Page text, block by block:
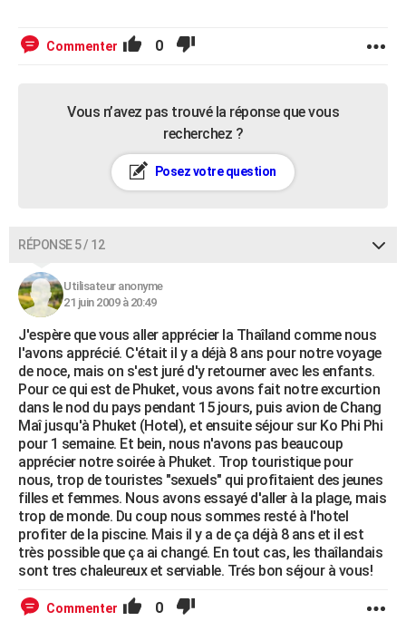
Commenter 0
Vous n’avez pas trouvé la réponse que vous
recherchez ?
Posez votre question
RÉPONSE 5 / 12
Utilisateur anonyme
21 juin 2009 à 20:49
J'espère que vous aller apprécier la Thaîland comme nous
l'avons apprécié. C'était il y a déjà 8 ans pour notre voyage
de noce, mais on s'est juré d'y retourner avec les enfants.
Pour ce qui est de Phuket, vous avons fait notre excurtion
dans le nod du pays pendant 15 jours, puis avion de Chang
Maî jusqu'à Phuket (Hotel), et ensuite séjour sur Ko Phi Phi
pour 1 semaine. Et bein, nous n'avons pas beaucoup
apprécier notre soirée à Phuket. Trop touristique pour
nous, trop de touristes "sexuels" qui profitaient des jeunes
filles et femmes. Nous avons essayé d'aller à la plage, mais
trop de monde. Du coup nous sommes resté à l'hotel
profiter de la piscine. Mais il y a de ça déjà 8 ans et il est
très possible que ça ai changé. En tout cas, les thaîlandais
sont tres chaleureux et serviable. Trés bon séjour à vous!
Commenter 0